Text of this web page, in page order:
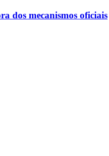
dos mecanismos oficiais